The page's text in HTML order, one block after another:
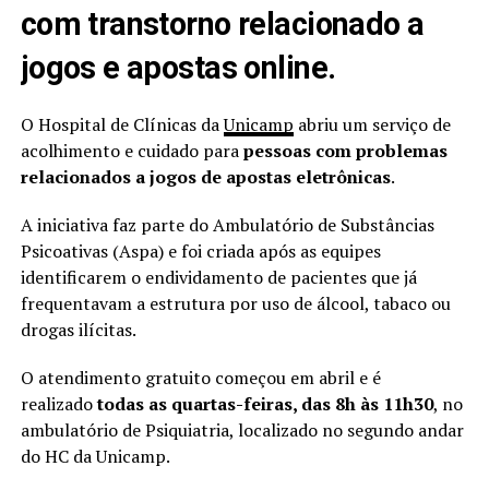
com transtorno relacionado a
jogos e apostas online.
O Hospital de Clínicas daUnicamp abriu um serviço de
acolhimento e cuidado parapessoas com problemas
relacionados a jogos de apostas eletrônicas.
A iniciativa faz parte do Ambulatório de Substâncias
Psicoativas (Aspa) e foi criada após as equipes
identificarem o endividamento de pacientes que já
frequentavam a estrutura por uso de álcool, tabaco ou
drogas ilícitas.
O atendimento gratuito começou em abril e é
realizadotodas as quartas-feiras, das 8h às 11h30, no
ambulatório de Psiquiatria, localizado no segundo andar
do HC da Unicamp.